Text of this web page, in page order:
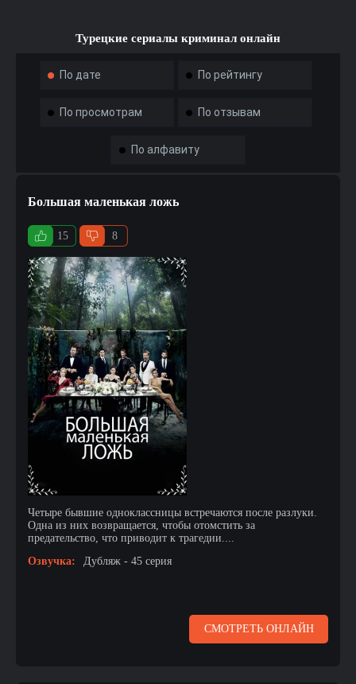
Турецкие сериалы криминал онлайн
По дате По рейтингу
По просмотрам По отзывам
По алфавиту
Большая маленькая ложь
15 8
Четыре бывшие одноклассницы встречаются после разлуки.
Одна из них возвращается, чтобы отомстить за
предательство, что приводит к трагедии....
Озвучка:
Дубляж - 45 серия
СМОТРЕТЬ ОНЛАЙН